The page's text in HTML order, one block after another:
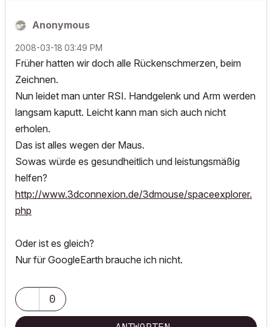
Anonymous
‎2008-03-18 03:49 PM
Früher hatten wir doch alle Rückenschmerzen, beim
Zeichnen.
Nun leidet man unter RSI. Handgelenk und Arm werden
langsam kaputt. Leicht kann man sich auch nicht
erholen.
Das ist alles wegen der Maus.
Sowas würde es gesundheitlich und leistungsmäßig
helfen?
http://www.3dconnexion.de/3dmouse/spaceexplorer.
php
Oder ist es gleich?
Nur für GoogleEarth brauche ich nicht.
0